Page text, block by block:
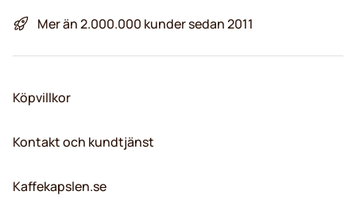
Mer än 2.000.000 kunder sedan 2011
Köpvillkor
Kontakt och kundtjänst
Kaffekapslen.se